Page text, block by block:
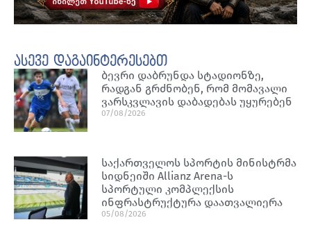
ასევე დაგაინტერესებთ
ბევრი დაბრუნდა სტადიონზე,
რადგან გრძნობენ, რომ მომავალი
ვარსკვლავის დაბადებას უყურებენ
07/08/2026
საქართველოს სპორტის მინისტრმა
სიდნეიში Allianz Arena-ს
სპორტული კომპლექსის
ინფრასტრუქტურა დაათვალიერა
05/08/2026